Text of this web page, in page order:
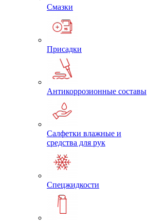
Смазки
Присадки
Антикоррозионные составы
Салфетки влажные и
средства для рук
Спецжидкости